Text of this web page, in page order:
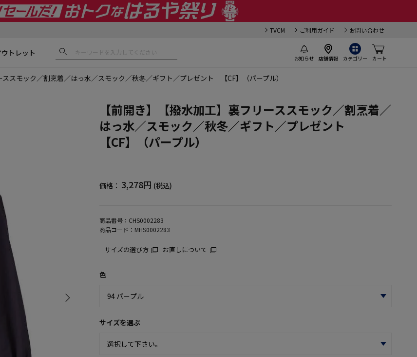
TVCM ご利用ガイド お問い合わせ
お知らせ 店舗情報 カテゴリー カート
ウトレット
ススモック／割烹着／はっ水／スモック／秋冬／ギフト／プレゼント 【CF】（パープル）
【前開き】【撥水加工】裏フリーススモック／割烹着／
はっ水／スモック／秋冬／ギフト／プレゼント
【CF】（パープル）
価格： 3,278円 (税込)
商品番号： CHS0002283
商品コード： MHS0002283
サイズの選び方 お直しについて
色
サイズを選ぶ